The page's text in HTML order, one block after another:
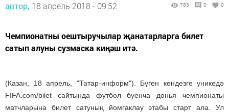
автор, 18 апрель 2018 - 09:52 783 0 0
Чемпионатны оештыручылар җанатарларга билет
сатып алуны сузмаска киңәш итә.
(Казан, 18 апрель, "Татар-информ"). Бүген көндезге уникедә
FIFA.com/bilet сайтында футбол буенча дөнья чемпионаты
матчларына билет сатуның йомгаклау этабы старт ала. Ул